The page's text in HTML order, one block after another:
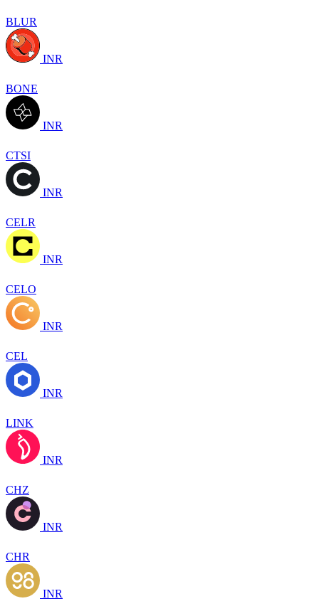
BLUR
INR
BONE
INR
CTSI
INR
CELR
INR
CELO
INR
CEL
INR
LINK
INR
CHZ
INR
CHR
INR